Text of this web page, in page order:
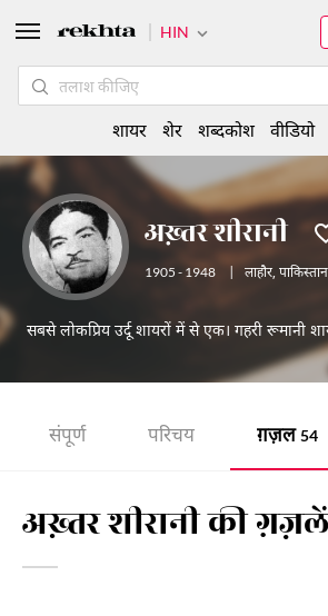
अख़्तर शीरानी
1905 - 1948 लाहौर, पाकिस्तान
सबसे लोकप्रिय उर्दू शायरों में से एक। गहरी रूमानी
संपूर्ण परिचय ग़ज़ल 54
अख़्तर शीरानी की ग़ज़लें
HIN
शायर शेर शब्दकोश वीडियो